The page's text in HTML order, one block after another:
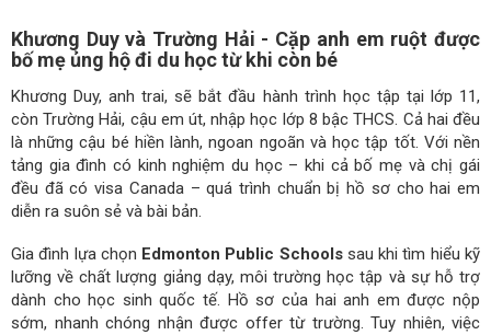
Khương Duy và Trường Hải - Cặp anh em ruột được
bố mẹ ủng hộ đi du học từ khi còn bé
Khương Duy, anh trai, sẽ bắt đầu hành trình học tập tại lớp 11,
còn Trường Hải, cậu em út, nhập học lớp 8 bậc THCS. Cả hai đều
là những cậu bé hiền lành, ngoan ngoãn và học tập tốt. Với nền
tảng gia đình có kinh nghiệm du học – khi cả bố mẹ và chị gái
đều đã có visa Canada – quá trình chuẩn bị hồ sơ cho hai em
diễn ra suôn sẻ và bài bản.
Gia đình lựa chọn Edmonton Public Schoolssau khi tìm hiểu kỹ
lưỡng về chất lượng giảng dạy, môi trường học tập và sự hỗ trợ
dành cho học sinh quốc tế. Hồ sơ của hai anh em được nộp
sớm, nhanh chóng nhận được offer từ trường. Tuy nhiên, việc